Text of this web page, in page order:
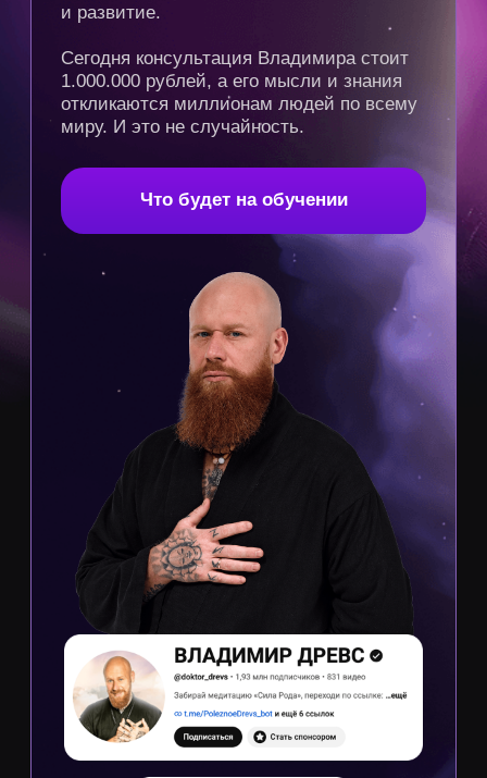
Обновлённый бонусный курс
Сертификат Мастера ТВП
После сдачи экзамена.
Возможность сдать экзамен
и получить сертификат от ІРАСТ —
международной
проф. организации коучей
Созвоны с менторами
Еженедельные созвоны
с менторами
для проработки доп. заданий
Разбор домашних заданий
Контроль выполнения
домашних
заданий нашей командой
Закрытый чат участников
Мощная мотивация,
взаимопомощь, сильное окружение
единомышленников
Годовой доступ к просмотру
уроков из любой точки мира
Онлайн-эфиры
с Татьяной
Баренцевой
6 живых онлайн-встреч
Онлайн-эфиры
с Владимиром Древс
4 живых онлайн-встреч
с Владимиром с разборами
и профессиональные практики